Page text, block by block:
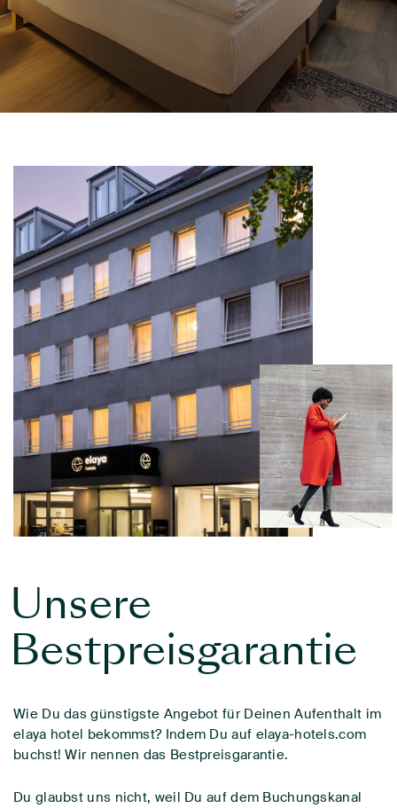
Unsere
Bestpreisgarantie
Wie Du das günstigste Angebot für Deinen Aufenthalt im
elaya hotel bekommst? Indem Du auf elaya-hotels.com
buchst! Wir nennen das Bestpreisgarantie.
Du glaubst uns nicht, weil Du auf dem Buchungskanal